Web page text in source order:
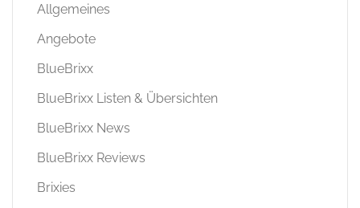
Allgemeines
Angebote
BlueBrixx
BlueBrixx Listen & Übersichten
BlueBrixx News
BlueBrixx Reviews
Brixies